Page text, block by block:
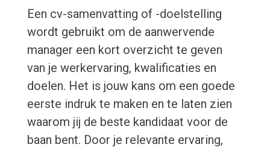
Een cv-samenvatting of -doelstelling
wordt gebruikt om de aanwervende
manager een kort overzicht te geven
van je werkervaring, kwalificaties en
doelen. Het is jouw kans om een goede
eerste indruk te maken en te laten zien
waarom jij de beste kandidaat voor de
baan bent. Door je relevante ervaring,